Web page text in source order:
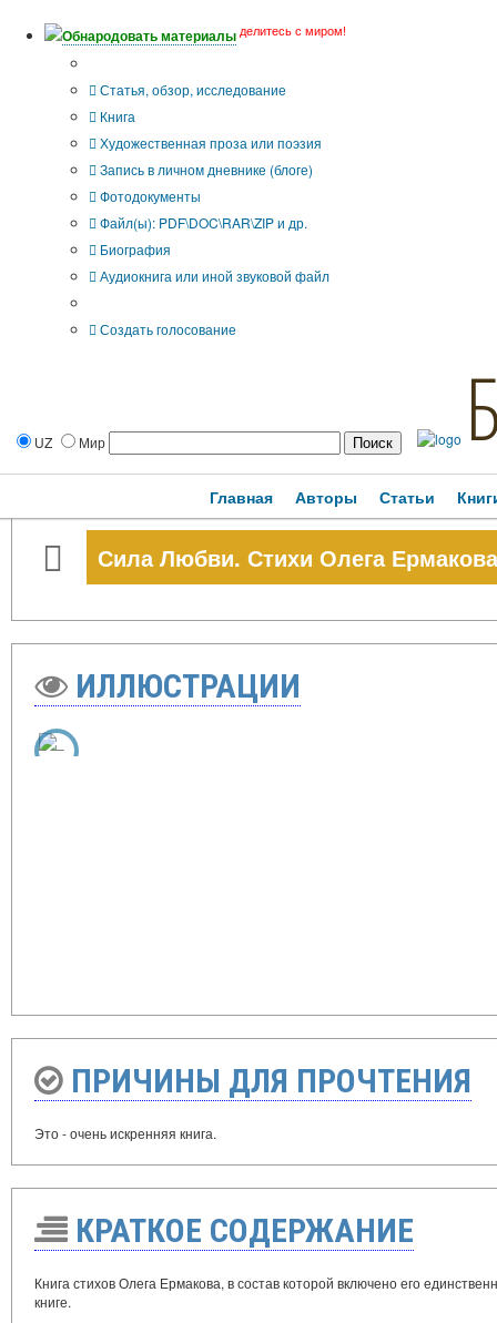
Обнародовать материалы делитесь с миром!
Статья, обзор, исследование
Книга
Художественная проза или поэзия
Запись в личном дневнике (блоге)
Фотодокументы
Файл(ы): PDF\DOC\RAR\ZIP и др.
Биография
Аудиокнига или иной звуковой файл
Создать голосование
UZ Мир
Главная Авторы Статьи
Сила Любви. Стихи Олега Ермакова
ИЛЛЮСТРАЦИИ
ПРИЧИНЫ ДЛЯ ПРОЧТЕНИЯ
Это - очень искренняя книга.
КРАТКОЕ СОДЕРЖАНИЕ
Книга стихов Олега Ермакова, в состав которой включено его
книге.